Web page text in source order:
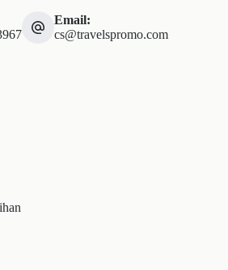
Email:
cs@travelspromo.com